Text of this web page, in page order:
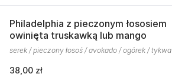
Philadelphia z pieczonym łososiem
owinięta truskawką lub mango
serek / pieczony łosoś / avokado / ogórek / tykwa
38,00 zł